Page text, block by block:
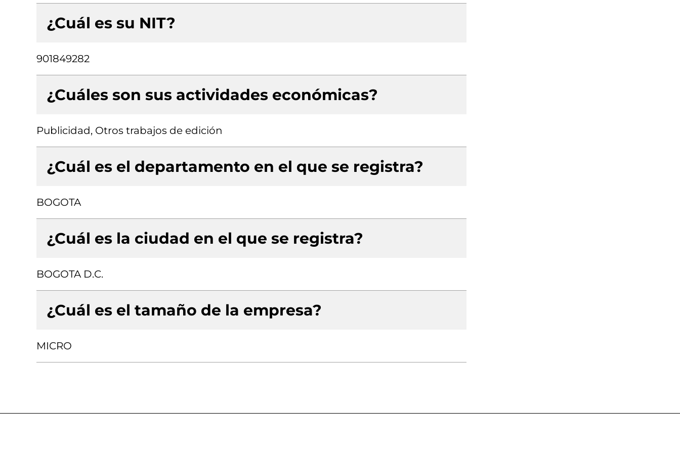
¿Cuál es su NIT?
901849282
¿Cuáles son sus actividades económicas?
Publicidad, Otros trabajos de edición
¿Cuál es el departamento en el que se registra?
BOGOTA
¿Cuál es la ciudad en el que se registra?
BOGOTA D.C.
¿Cuál es el tamaño de la empresa?
MICRO